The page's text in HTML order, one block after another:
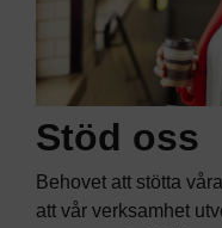
Stöd oss
Behovet att stötta
att vår verksamhet